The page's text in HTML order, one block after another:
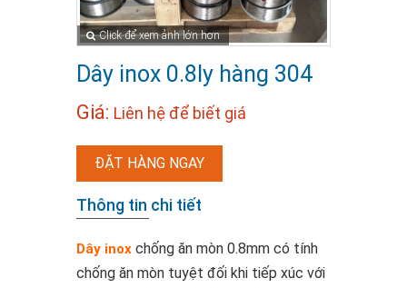
Click để xem ảnh lớn hơn
Dây inox 0.8ly hàng 304
Giá: Liên hệ để biết giá
ĐẶT HÀNG NGAY
Thông tin chi tiết
Dây inox chống ăn mòn 0.8mm có tính
chống ăn mòn tuyệt đối khi tiếp xúc với